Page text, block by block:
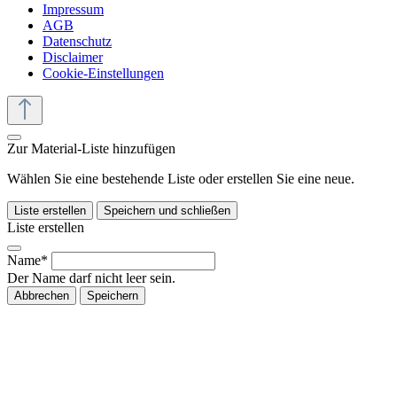
Impressum
AGB
Datenschutz
Disclaimer
Cookie-Einstellungen
Zur Material-Liste hinzufügen
Wählen Sie eine bestehende Liste oder erstellen Sie eine neue.
Liste erstellen Speichern und schließen
Liste erstellen
Name*
Der Name darf nicht leer sein.
Abbrechen Speichern